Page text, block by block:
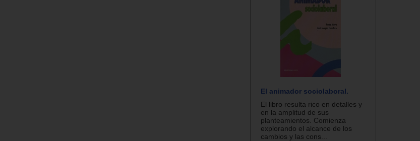
El animador sociolaboral.
El libro resulta rico en detalles y
en la amplitud de sus
planteamientos. Comienza
explorando el alcance de los
cambios y las cons...